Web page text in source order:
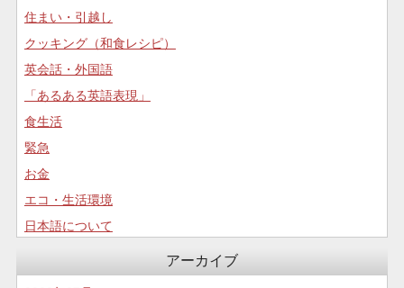
住まい・引越し
クッキング（和食レシピ）
英会話・外国語
「あるある英語表現」
食生活
緊急
お金
エコ・生活環境
日本語について
食生活
アーカイブ